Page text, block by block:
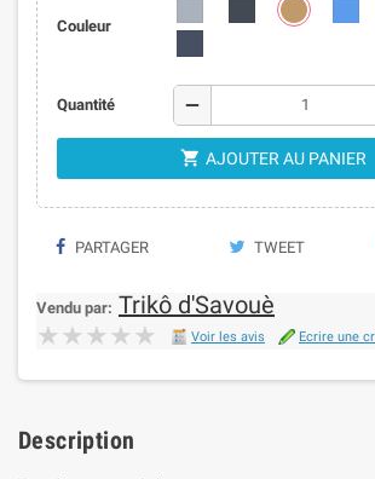
Couleur
Quantité remove
 AJOUTER AU PANIER
PARTAGER TWEET
Vendu par: Trikô d'Savouè
★★★★★
★★★★★ Voir les avis Ecrire une
Description